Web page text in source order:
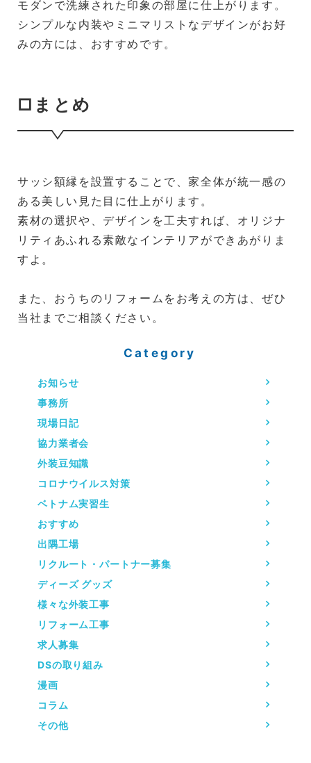
モダンで洗練された印象の部屋に仕上がります。
シンプルな内装やミニマリストなデザインがお好
みの方には、おすすめです。
□まとめ
サッシ額縁を設置することで、家全体が統一感の
ある美しい見た目に仕上がります。
素材の選択や、デザインを工夫すれば、オリジナ
リティあふれる素敵なインテリアができあがりま
すよ。
また、おうちのリフォームをお考えの方は、ぜひ
当社までご相談ください。
Category
お知らせ
事務所
現場日記
協力業者会
外装豆知識
コロナウイルス対策
ベトナム実習生
おすすめ
出隅工場
リクルート・パートナー募集
ディーズ グッズ
様々な外装工事
リフォーム工事
求人募集
DSの取り組み
漫画
コラム
その他